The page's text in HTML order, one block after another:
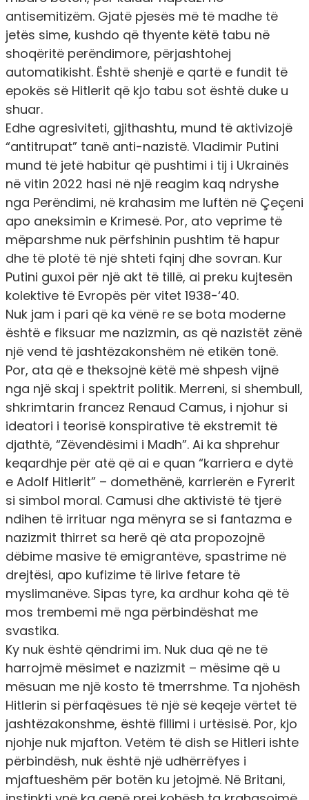
antisemitizëm. Gjatë pjesës më të madhe të
jetës sime, kushdo që thyente këtë tabu në
shoqëritë perëndimore, përjashtohej
automatikisht. Është shenjë e qartë e fundit të
epokës së Hitlerit që kjo tabu sot është duke u
shuar.
Edhe agresiviteti, gjithashtu, mund të aktivizojë
“antitrupat” tanë anti-nazistë. Vladimir Putini
mund të jetë habitur që pushtimi i tij i Ukrainës
në vitin 2022 hasi në një reagim kaq ndryshe
nga Perëndimi, në krahasim me luftën në Çeçeni
apo aneksimin e Krimesë. Por, ato veprime të
mëparshme nuk përfshinin pushtim të hapur
dhe të plotë të një shteti fqinj dhe sovran. Kur
Putini guxoi për një akt të tillë, ai preku kujtesën
kolektive të Evropës për vitet 1938-‘40.
Nuk jam i pari që ka vënë re se bota moderne
është e fiksuar me nazizmin, as që nazistët zënë
një vend të jashtëzakonshëm në etikën tonë.
Por, ata që e theksojnë këtë më shpesh vijnë
nga një skaj i spektrit politik. Merreni, si shembull,
shkrimtarin francez Renaud Camus, i njohur si
ideatori i teorisë konspirative të ekstremit të
djathtë, “Zëvendësimi i Madh”. Ai ka shprehur
keqardhje për atë që ai e quan “karriera e dytë
e Adolf Hitlerit” – domethënë, karrierën e Fyrerit
si simbol moral. Camusi dhe aktivistë të tjerë
ndihen të irrituar nga mënyra se si fantazma e
nazizmit thirret sa herë që ata propozojnë
dëbime masive të emigrantëve, spastrime në
drejtësi, apo kufizime të lirive fetare të
myslimanëve. Sipas tyre, ka ardhur koha që të
mos trembemi më nga përbindëshat me
svastika.
Ky nuk është qëndrimi im. Nuk dua që ne të
harrojmë mësimet e nazizmit – mësime që u
mësuan me një kosto të tmerrshme. Ta njohësh
Hitlerin si përfaqësues të një së keqeje vërtet të
jashtëzakonshme, është fillimi i urtësisë. Por, kjo
njohje nuk mjafton. Vetëm të dish se Hitleri ishte
përbindësh, nuk është një udhërrëfyes i
mjaftueshëm për botën ku jetojmë. Në Britani,